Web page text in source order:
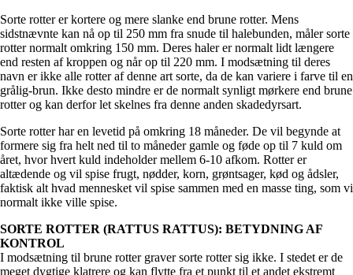
Sorte rotter er kortere og mere slanke end brune rotter. Mens
sidstnævnte kan nå op til 250 mm fra snude til halebunden, måler sorte
rotter normalt omkring 150 mm. Deres haler er normalt lidt længere
end resten af kroppen og når op til 220 mm. I modsætning til deres
navn er ikke alle rotter af denne art sorte, da de kan variere i farve til en
grålig-brun. Ikke desto mindre er de normalt synligt mørkere end brune
rotter og kan derfor let skelnes fra denne anden skadedyrsart.
Sorte rotter har en levetid på omkring 18 måneder. De vil begynde at
formere sig fra helt ned til to måneder gamle og føde op til 7 kuld om
året, hvor hvert kuld indeholder mellem 6-10 afkom. Rotter er
altædende og vil spise frugt, nødder, korn, grøntsager, kød og ådsler,
faktisk alt hvad mennesket vil spise sammen med en masse ting, som vi
normalt ikke ville spise.
SORTE ROTTER (RATTUS RATTUS): BETYDNING AF
KONTROL
I modsætning til brune rotter graver sorte rotter sig ikke. I stedet er de
meget dygtige klatrere og kan flytte fra et punkt til et andet ekstremt